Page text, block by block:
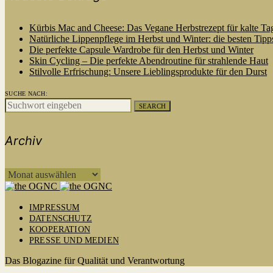
Kürbis Mac and Cheese: Das Vegane Herbstrezept für kalte
Natürliche Lippenpflege im Herbst und Winter: die besten
Die perfekte Capsule Wardrobe für den Herbst und Winter
Skin Cycling – Die perfekte Abendroutine für strahlende Haut
Stilvolle Erfrischung: Unsere Lieblingsprodukte für den Durst
SUCHE NACH:
SEARCH
Archiv
ARCHIV
IMPRESSUM
DATENSCHUTZ
KOOPERATION
PRESSE UND MEDIEN
Das Blogazine für Qualität und Verantwortung